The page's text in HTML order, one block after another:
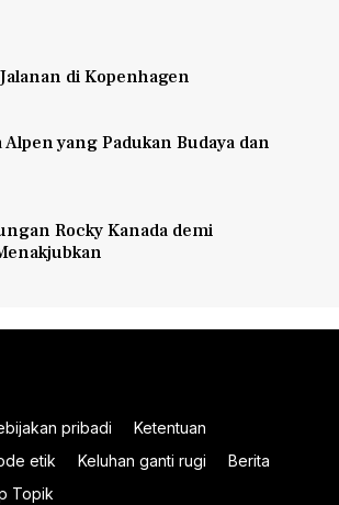
di Kopenhagen
yang Padukan Budaya dan
Rocky Kanada demi
pribadi
Ketentuan
etik Keluhan ganti rugi
Berita
Topik